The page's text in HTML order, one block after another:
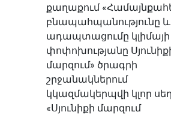
քաղաքում
բնապահպանությունը և
ադապտացումը կլիմայի
փոփոխությանը
մարզում» ծրագրի
շրջանակներում
կկազմակերպվի կլոր
«Սյունիքի մարզում